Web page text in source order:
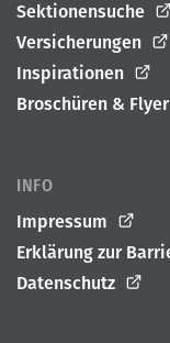
Sektionensuche
Versicherungen
Inspirationen
Broschüren & Flyer
INFO
Impressum
Erklärung zur
Datenschutz